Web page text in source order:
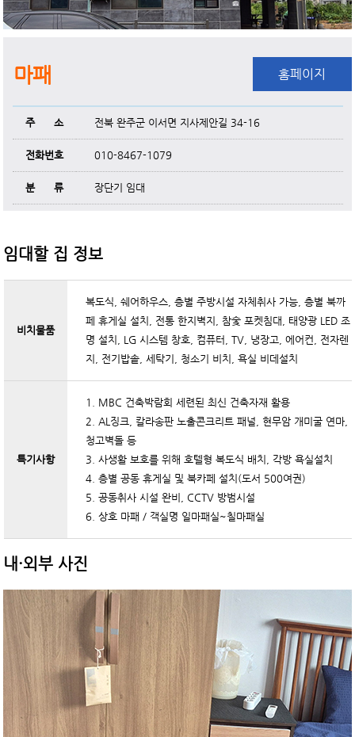
마패 홈페이지
주 소 전북 완주군 이서면 지사제안길 34-16
전화번호 010-8467-1079
분 류 장단기 임대
임대할 집 정보
비치물품
복도식, 쉐어하우스, 층별 주방시설 자체취사 가능, 층별 북까
페 휴게실 설치, 전통 한지벽지, 참숯 포켓침대, 태양광 LED 조
명 설치, LG 시스템 창호, 컴퓨터, TV, 냉장고, 에어컨, 전자렌
지, 전기밥솥, 세탁기, 청소기 비치, 욕실 비데설치
특기사항
1. MBC 건축박람회 세련된 최신 건축자재 활용
2. AL징크, 칼라송판 노출콘크리트 패널, 현무암 개미굴 연마,
청고벽돌 등
3. 사생활 보호를 위해 호텔형 복도식 배치, 각방 욕실설치
4. 층별 공동 휴게실 및 북카페 설치(도서 500여권)
5. 공동취사 시설 완비, CCTV 방범시설
6. 상호 마패 / 객실명 일마패실~칠마패실
내·외부 사진